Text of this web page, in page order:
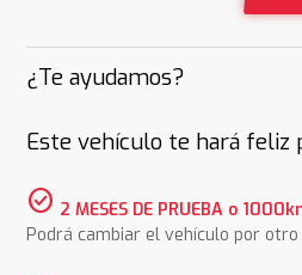
¿Te ayudamos?
Este vehículo te hará feliz
check_circle 2 MESES DE PRUEBA o
Podrá cambiar el vehículo por